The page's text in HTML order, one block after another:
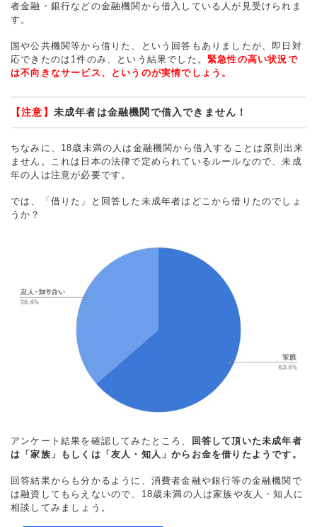
者金融・銀行などの金融機関から借入している人が見受けられま
す。
国や公共機関等から借りた、という回答もありましたが、即日対
応できたのは1件のみ、という結果でした。 緊急性の高い状況で
は不向きなサービス、というのが実情でしょう。
【注意】 未成年者は金融機関で借入できません！
ちなみに、18歳未満の人は金融機関から借入することは原則出来
ません。これは日本の法律で定められているルールなので、未成
年の人は注意が必要です。
では、「借りた」と回答した未成年者はどこから借りたのでしょ
うか？
アンケート結果を確認してみたところ、
回答して頂いた未成年者
は「家族」もしくは「友人・知人」からお金を借りたようです。
回答結果からも分かるように、消費者金融や銀行等の金融機関で
は融資してもらえないので、18歳未満の人は家族や友人・知人に
相談してみましょう。